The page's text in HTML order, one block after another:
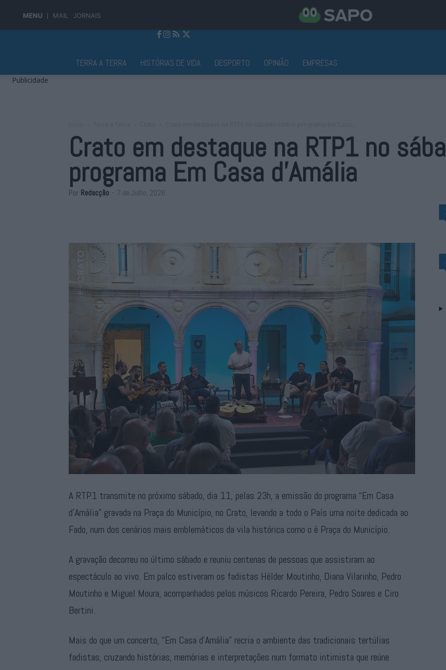
MENU MAIL JORNAIS
TERRA A TERRA HISTÓRIAS DE VIDA DESPORTO OPINIÃO EMPRESAS
Publicidade
Crato em destaque na RTP1 no
programa Em Casa d’Amália
Por Redacção - 7 de Julho, 2026
A RTP1 transmite no próximo sábado, dia 11, pelas 23h, a emissão do programa “Em Casa
d’Amália” gravada na Praça do Município, no Crato, levando a todo o País uma noite dedicada ao
Fado, num dos cenários mais emblemáticos da vila histórica como o é Praça do Município.
A gravação decorreu no último sábado e reuniu centenas de pessoas que assistiram ao
espectáculo ao vivo. Em palco estiveram os fadistas Hélder Moutinho, Diana Vilarinho, Pedro
Moutinho e Miguel Moura, acompanhados pelos músicos Ricardo Pereira, Pedro Soares e Ciro
Bertini.
Mais do que um concerto, “Em Casa d’Amália” recria o ambiente das tradicionais tertúlias
fadistas, cruzando histórias, memórias e interpretações num formato intimista que reúne